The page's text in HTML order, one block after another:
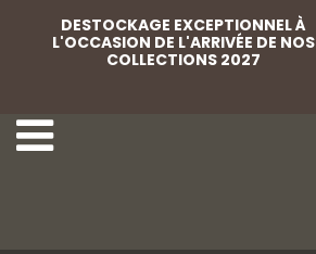
DESTOCKAGE EXCEPTIONNEL À
L'OCCASION DE L'ARRIVÉE DE NOS
COLLECTIONS 2027